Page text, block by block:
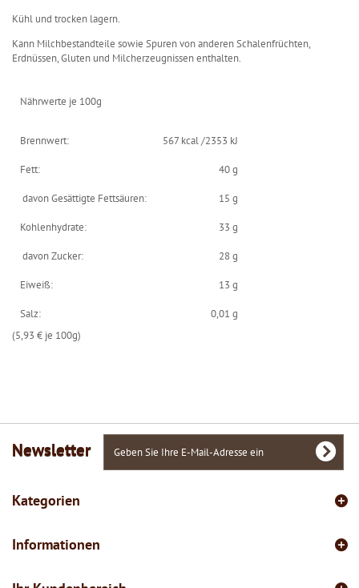
Kühl und trocken lagern.
Kann Milchbestandteile sowie Spuren von anderen Schalenfrüchten,
Erdnüssen, Gluten und Milcherzeugnissen enthalten.
Nährwerte je 100g
Brennwert: 567 kcal /2353 kJ
Fett: 40 g
davon Gesättigte Fettsäuren: 15 g
Kohlenhydrate: 33 g
davon Zucker: 28 g
Eiweiß: 13 g
Salz:
0,01 g
(5,93 € je 100g)
Newsletter
Kategorien
Informationen